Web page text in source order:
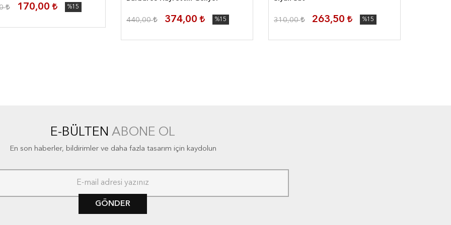
170,00 %15
440,00 374,00 %15 310,00 263,50 %15
E-BÜLTEN ABONE OL
En son haberler, bildirimler ve daha fazla tasarım için kaydolun
GÖNDER